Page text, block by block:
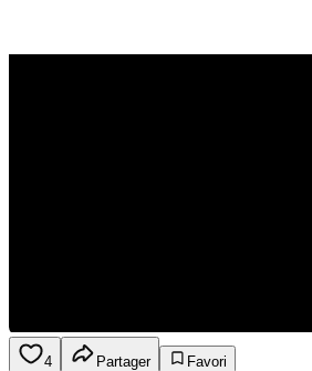
4 Partager
Favori